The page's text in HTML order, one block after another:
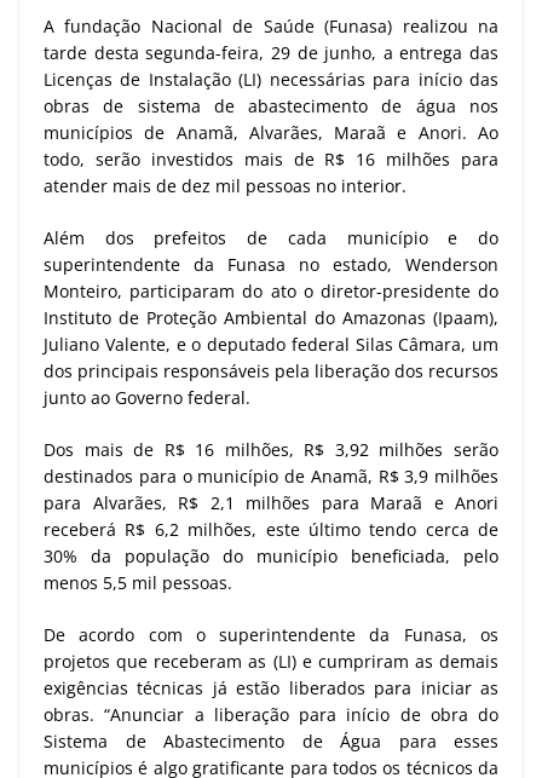
A fundação Nacional de Saúde (Funasa) realizou na
tarde desta segunda-feira, 29 de junho, a entrega das
Licenças de Instalação (LI) necessárias para início das
obras de sistema de abastecimento de água nos
municípios de Anamã, Alvarães, Maraã e Anori. Ao
todo, serão investidos mais de R$ 16 milhões para
atender mais de dez mil pessoas no interior.
Além dos prefeitos de cada município e do
superintendente da Funasa no estado, Wenderson
Monteiro, participaram do ato o diretor-presidente do
Instituto de Proteção Ambiental do Amazonas (Ipaam),
Juliano Valente, e o deputado federal Silas Câmara, um
dos principais responsáveis pela liberação dos recursos
junto ao Governo federal.
Dos mais de R$ 16 milhões, R$ 3,92 milhões serão
destinados para o município de Anamã, R$ 3,9 milhões
para Alvarães, R$ 2,1 milhões para Maraã e Anori
receberá R$ 6,2 milhões, este último tendo cerca de
30% da população do município beneficiada, pelo
menos 5,5 mil pessoas.
De acordo com o superintendente da Funasa, os
projetos que receberam as (LI) e cumpriram as demais
exigências técnicas já estão liberados para iniciar as
obras. “Anunciar a liberação para início de obra do
Sistema de Abastecimento de Água para esses
municípios é algo gratificante para todos os técnicos da